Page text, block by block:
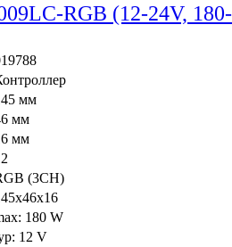
RGB (12-24V,
мм
мм
мм
(3CH)
180 W
12 V